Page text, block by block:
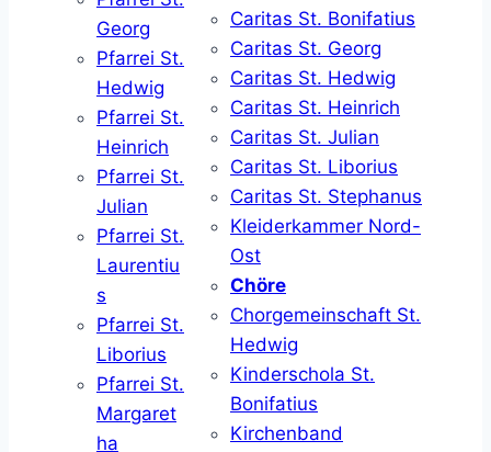
Georg
Pfarrei St.
Hedwig
Pfarrei St.
Heinrich
Pfarrei St.
Julian
Pfarrei St.
Laurentiu
s
Pfarrei St.
Liborius
Pfarrei St.
Margaret
ha
Caritas St. Bonifatius
Caritas St. Georg
Caritas St. Hedwig
Caritas St. Heinrich
Caritas St. Julian
Caritas St. Liborius
Caritas St. Stephanus
Kleiderkammer Nord-
Ost
Chöre
Chorgemeinschaft St.
Hedwig
Kinderschola St.
Bonifatius
Kirchenband